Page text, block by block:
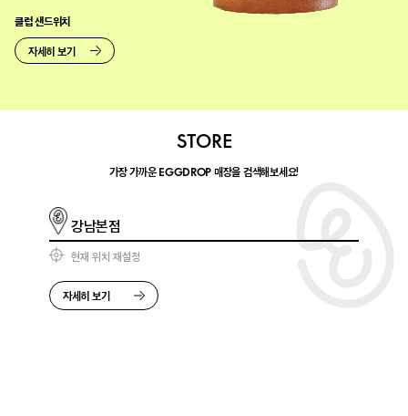
클럽 샌드위치
자세히 보기
STORE
가장 가까운 EGGDROP 매장을 검색해보세요!
강남본점
현재 위치 재설정
자세히 보기